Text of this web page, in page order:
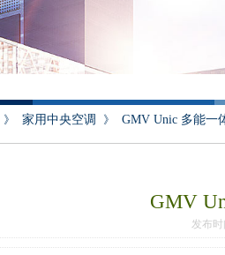
》 家用中央空调 》 GMV Unic 多能一
GMV
发布时